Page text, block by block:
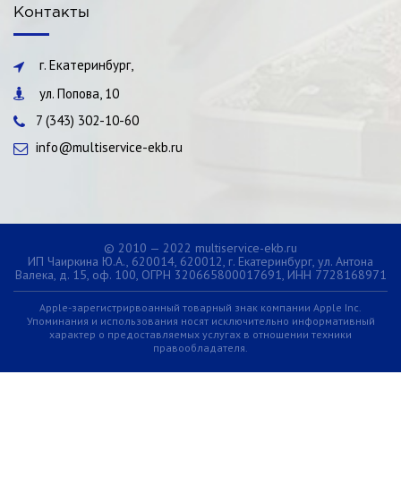
Контакты
г. Екатеринбург,
ул. Попова, 10
7 (343) 302-10-60
info@multiservice-ekb.ru
© 2010 — 2022 multiservice-ekb.ru
ИП Чаиркина Ю.А., 620014, 620012, г. Екатеринбург, ул. Антона
Валека, д. 15, оф. 100, ОГРН 320665800017691, ИНН 7728168971
Apple-зарегистрирвоанный товарный знак компании Apple Inc.
Упоминания и использования носят исключительно информативный
характер о предоставляемых услугах в отношении техники
правообладателя.